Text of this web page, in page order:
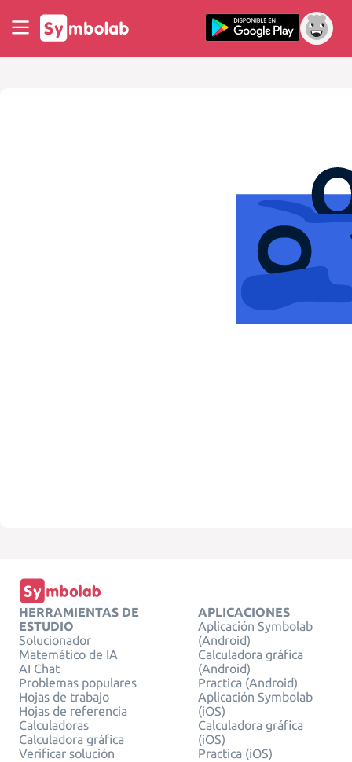
HERRAMIENTAS DE
ESTUDIO
Solucionador
Matemático de IA
AI Chat
Problemas populares
Hojas de trabajo
Hojas de referencia
Calculadoras
Calculadora gráfica
Verificar solución
APLICACIONES
Aplicación Symbolab
(Android)
Calculadora gráfica
(Android)
Practica (Android)
Aplicación Symbolab
(iOS)
Calculadora gráfica
(iOS)
Practica (iOS)